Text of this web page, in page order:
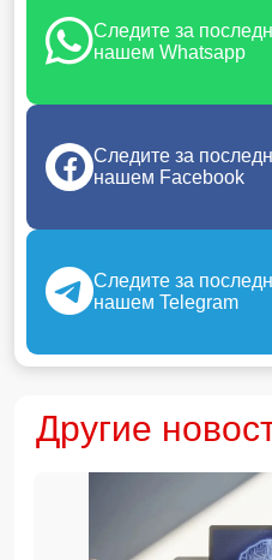
Следите за
нашем Whatsapp
Следите за
нашем Facebook
Следите за
нашем Telegram
Другие